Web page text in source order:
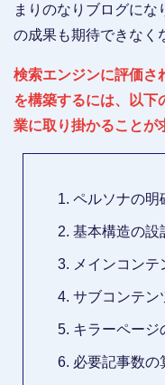
まりのなりブログにな
の成果も期待できなく
検索エンジンに評価さ
を構築するには、以下
業に取り掛かることが
ペルソナの明
基本構造の設
メインコン
サブコンテン
キラーページ
必要記事数の